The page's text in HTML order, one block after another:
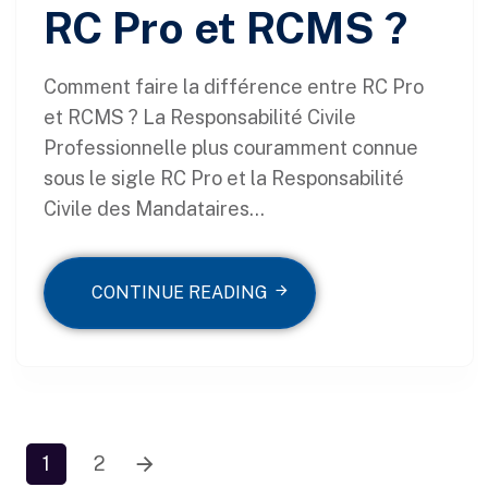
RC Pro et RCMS ?
Comment faire la différence entre RC Pro
et RCMS ? La Responsabilité Civile
Professionnelle plus couramment connue
sous le sigle RC Pro et la Responsabilité
Civile des Mandataires...
CONTINUE READING
1 2